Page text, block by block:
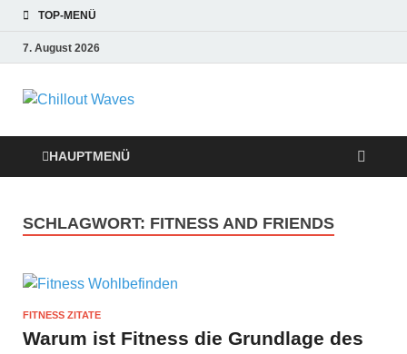
TOP-MENÜ
7. August 2026
Chillout Waves
Relaxing Music
Ferienwohnungen zum Verlieben!
HAUPTMENÜ
SCHLAGWORT: FITNESS AND FRIENDS
FITNESS ZITATE
Warum ist Fitness die Grundlage des